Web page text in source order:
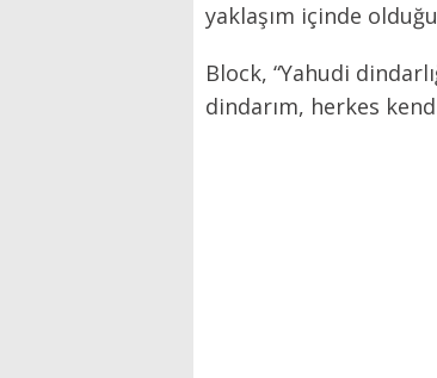
yaklaşım içinde
Block, “Yahudi
dindarım, herkes